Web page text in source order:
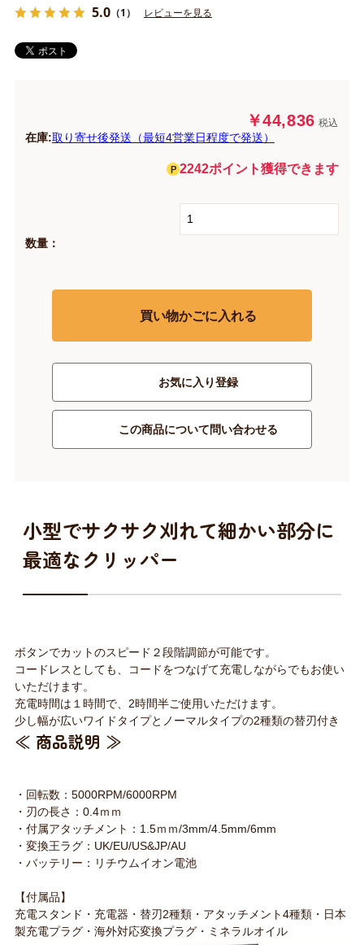
5.0（1） レビューを見る
￥44,836 税込
在庫:取り寄せ後発送（最短4営業日程度で発送）
2242ポイント獲得できます
数量：
買い物かごに入れる
お気に入り登録
この商品について問い合わせる
小型でサクサク刈れて細かい部分に
最適なクリッパー
ボタンでカットのスピード２段階調節が可能です。
コードレスとしても、コードをつなげて充電しながらでもお使い
いただけます。
充電時間は１時間で、2時間半ご使用いただけます。
少し幅が広いワイドタイプとノーマルタイプの2種類の替刃付き
≪ 商品説明 ≫
・回転数：5000RPM/6000RPM
・刃の長さ：0.4ｍｍ
・付属アタッチメント：1.5ｍｍ/3mm/4.5mm/6mm
・変換王ラグ：UK/EU/US&JP/AU
・バッテリー：リチウムイオン電池
【付属品】
充電スタンド・充電器・替刃2種類・アタッチメント4種類・日本
製充電プラグ・海外対応変換プラグ・ミネラルオイル